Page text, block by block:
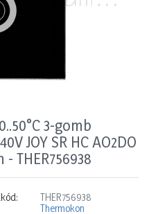
3-gomb
JOY SR HC AO2DO
THER756938
THER756938
Thermokon